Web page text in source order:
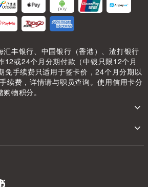
汇丰银行、中国银行（香港）、渣打银行
12或24个月分期付款（中银只限12个月
免手续费只适用于签卡价，24个月分期以
续费，详情请与职员查询。使用信用卡分
物积分。